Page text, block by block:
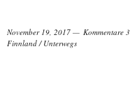
November 19, 2017
Kommentare 3
Finnland / Unterwegs